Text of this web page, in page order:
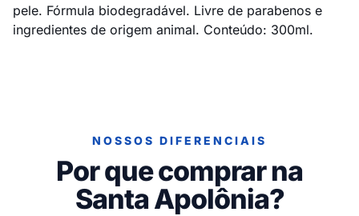
pele. Fórmula biodegradável. Livre de parabenos e
ingredientes de origem animal. Conteúdo: 300ml.
NOSSOS DIFERENCIAIS
Por que comprar na
Santa Apolônia?